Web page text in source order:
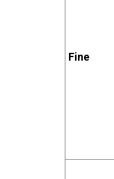
Fine